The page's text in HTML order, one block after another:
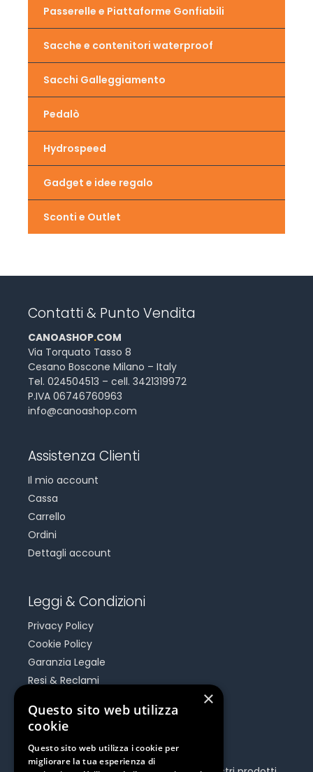
Passerelle e Piattaforme Gonfiabili
Sacche e contenitori waterproof
Sacchi Galleggiamento
Pedalò
Hydrospeed
Gadget e idee regalo
Sconti e Outlet
Contatti & Punto Vendita
CANOASHOP.COM
Via Torquato Tasso 8
Cesano Boscone Milano – Italy
Tel. 024504513 – cell. 3421319972
P.IVA 06746760963
info@canoashop.com
Assistenza Clienti
Il mio account
Cassa
Carrello
Ordini
Dettagli account
Leggi & Condizioni
Privacy Policy
Cookie Policy
Garanzia Legale
Resi & Reclami
Be Social
×
Questo sito web utilizza
cookie
Questo sito web utilizza i cookie per
migliorare la tua esperienza di